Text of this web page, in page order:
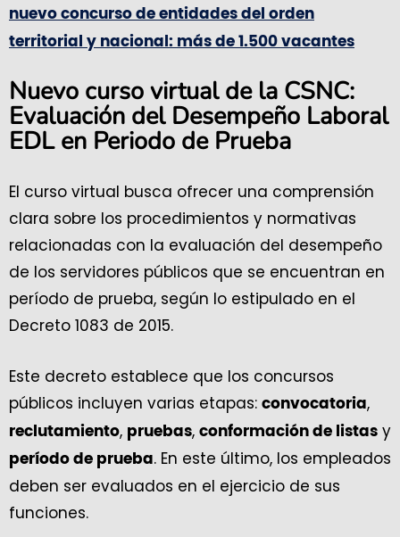
nuevo concurso de entidades del orden
territorial y nacional: más de 1.500 vacantes
Nuevo curso virtual de la CSNC:
Evaluación del Desempeño Laboral
EDL en Periodo de Prueba
El curso virtual busca ofrecer una comprensión
clara sobre los procedimientos y normativas
relacionadas con la evaluación del desempeño
de los servidores públicos que se encuentran en
período de prueba, según lo estipulado en el
Decreto 1083 de 2015.
Este decreto establece que los concursos
públicos incluyen varias etapas: convocatoria,
reclutamiento, pruebas, conformación de listas y
período de prueba. En este último, los empleados
deben ser evaluados en el ejercicio de sus
funciones.